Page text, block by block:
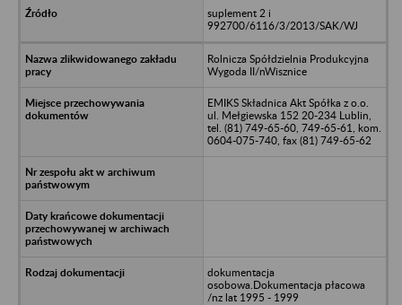
suplement 2 i
992700/6116/3/2013/SAK/WJ
Rolnicza Spółdzielnia Produkcyjna
Wygoda II/nWisznice
EMIKS Składnica Akt Spółka z o.o.
ul. Mełgiewska 152 20-234 Lublin,
tel. (81) 749-65-60, 749-65-61, kom.
0604-075-740, fax (81) 749-65-62
dokumentacja
osobowa.Dokumentacja płacowa
/nz lat 1995 - 1999